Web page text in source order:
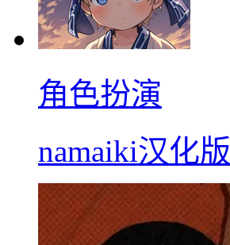
角色扮演
namaiki汉化版